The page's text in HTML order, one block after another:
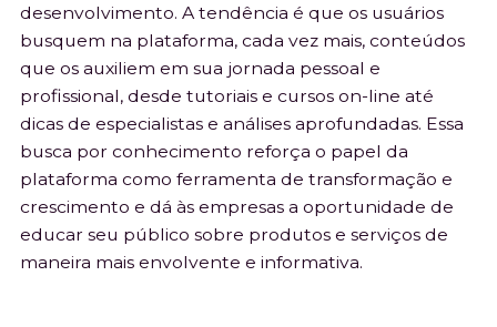
desenvolvimento. A tendência é que os usuários
busquem na plataforma, cada vez mais, conteúdos
que os auxiliem em sua jornada pessoal e
profissional, desde tutoriais e cursos on-line até
dicas de especialistas e análises aprofundadas. Essa
busca por conhecimento reforça o papel da
plataforma como ferramenta de transformação e
crescimento e dá às empresas a oportunidade de
educar seu público sobre produtos e serviços de
maneira mais envolvente e informativa.